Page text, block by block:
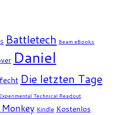
Battletech Beam eBooks
Daniel
Die letzten Tage
Experimental Technical Readout
Kindle Kostenlos